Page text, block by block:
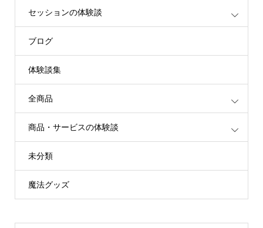
セッションの体験談
ブログ
体験談集
全商品
商品・サービスの体験談
未分類
魔法グッズ